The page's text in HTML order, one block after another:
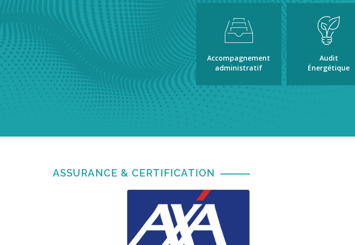
Accompagnement
administratif
Audit
Énergétique
ASSURANCE & CERTIFICATION